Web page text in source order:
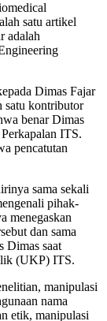
satu artikel
adalah
Dimas Fajar
satu kontributor
benar Dimas
ITS.
pencatutan
sama sekali
pihak-
menegaskan
dan sama
Dimas saat
(UKP) ITS.
manipulasi
nama
etik, manipulasi